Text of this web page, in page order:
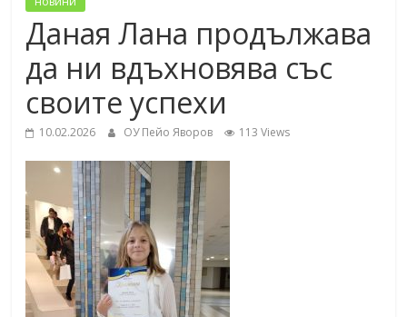
Даная Лана продължава
да ни вдъхновява със
своите успехи
10.02.2026 ОУ Пейо Яворов 113 Views